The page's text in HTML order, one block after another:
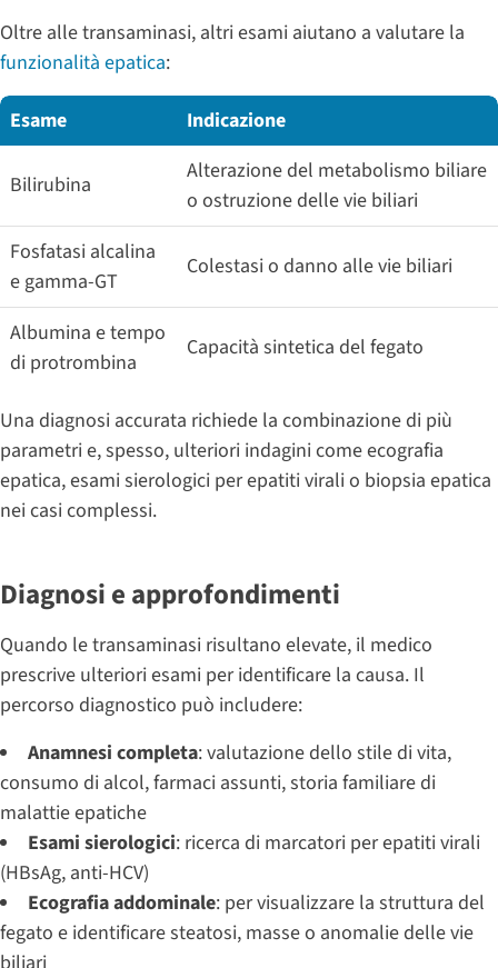
Oltre alle transaminasi, altri esami aiutano a valutare la
funzionalità epatica:
Esame Indicazione
Bilirubina
Alterazione del metabolismo biliare
o ostruzione delle vie biliari
Fosfatasi alcalina
e gamma-GT
Colestasi o danno alle vie biliari
Albumina e tempo
di protrombina
Capacità sintetica del fegato
Una diagnosi accurata richiede la combinazione di più
parametri e, spesso, ulteriori indagini come ecografia
epatica, esami sierologici per epatiti virali o biopsia epatica
nei casi complessi.
Diagnosi e approfondimenti
Quando le transaminasi risultano elevate, il medico
prescrive ulteriori esami per identificare la causa. Il
percorso diagnostico può includere:
Anamnesi completa: valutazione dello stile di vita,
consumo di alcol, farmaci assunti, storia familiare di
malattie epatiche
Esami sierologici: ricerca di marcatori per epatiti virali
(HBsAg, anti-HCV)
Ecografia addominale: per visualizzare la struttura del
fegato e identificare steatosi, masse o anomalie delle vie